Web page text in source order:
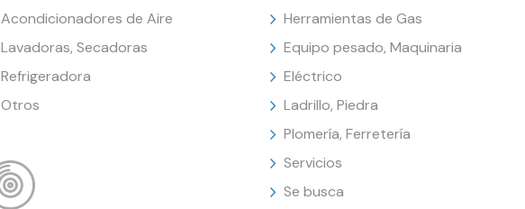
Acondicionadores de Aire
Lavadoras, Secadoras
Refrigeradora
Otros
Herramientas de Gas
Equipo pesado, Maquinaria
Eléctrico
Ladrillo, Piedra
Plomería, Ferretería
Servicios
Se busca